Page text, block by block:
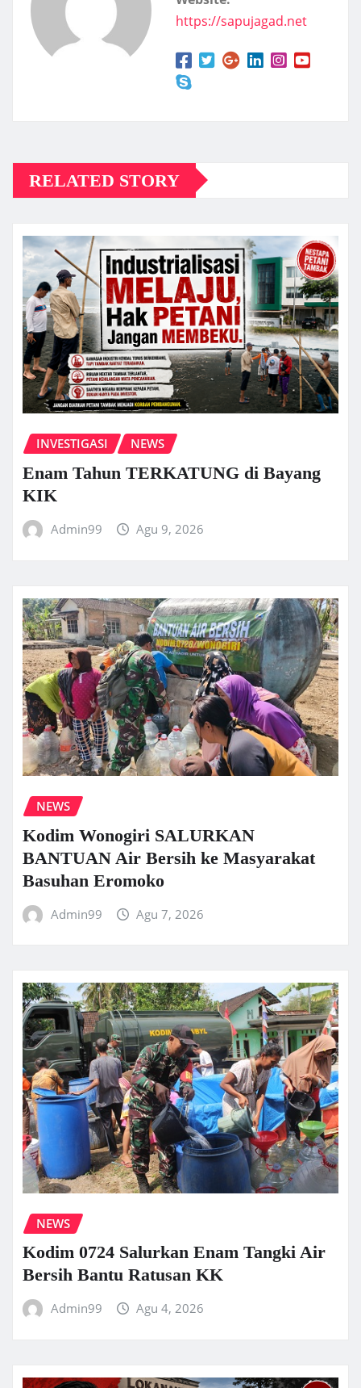
https://sapujagad.net
RELATED STORY
INVESTIGASI NEWS
Enam Tahun TERKATUNG di Bayang
KIK
Admin99 Agu 9, 2026
NEWS
Kodim Wonogiri SALURKAN
BANTUAN Air Bersih ke Masyarakat
Basuhan Eromoko
Admin99 Agu 7, 2026
NEWS
Kodim 0724 Salurkan Enam Tangki Air
Bersih Bantu Ratusan KK
Admin99 Agu 4, 2026